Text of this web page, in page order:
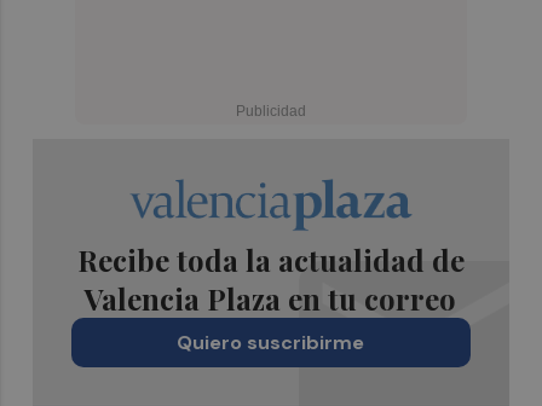
Recibe toda la actualidad de
Valencia Plaza en tu correo
Quiero suscribirme